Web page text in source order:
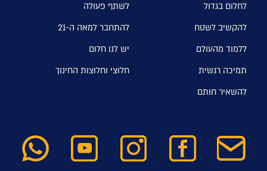
לחלום בגדול
לשתף פעולה
להקשיב לשטח
להתחבר למאה ה-21
ללמוד מהעולם
יש לנו חלום
תמיכה רגשית
חלוצי וחלוצות החינוך
להשאיר חותם